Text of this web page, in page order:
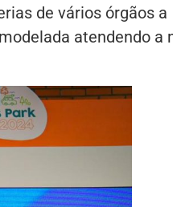
de vários órgãos a
atendendo a